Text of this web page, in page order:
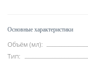
Основные характеристики
Объём (мл):
Тип: